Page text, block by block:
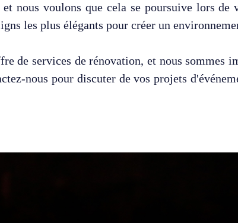
nous voulons que cela se poursuive lors de
les plus élégants pour créer un
de services de rénovation, et nous sommes
nous pour discuter de vos projets